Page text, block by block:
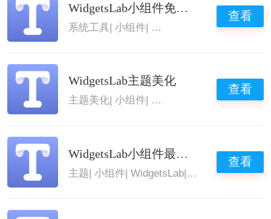
WidgetsLab小组件免费版
系统工具|小组件| WidgetsLab WidgetsLab
查看
WidgetsLab主题美化
主题美化 |小组件 WidgetsLab WidgetsLab
查看
WidgetsLab小组件最新版
主题|小组件|WidgetsLab| WidgetsLab
查看